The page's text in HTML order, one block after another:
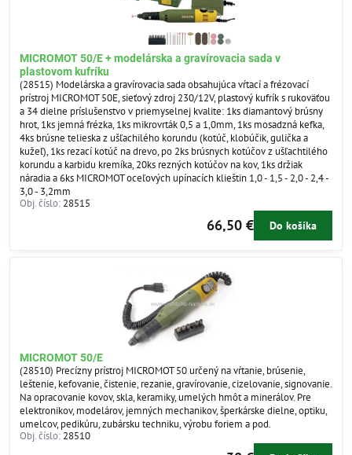
MICROMOT 50/E + modelárska a gravírovacia sada v
plastovom kufríku
(28515) Modelárska a gravírovacia sada obsahujúca vŕtací a frézovací
prístroj MICROMOT 50E, sieťový zdroj 230/12V, plastový kufrík s rukoväťou
a 34 dielne príslušenstvo v priemyselnej kvalite: 1ks diamantový brúsny
hrot, 1ks jemná frézka, 1ks mikrovrták 0,5 a 1,0mm, 1ks mosadzná kefka,
4ks brúsne telieska z ušľachilého korundu (kotúč, klobúčik, gulička a
kužeľ), 1ks rezací kotúč na drevo, po 2ks brúsnych kotúčov z ušľachtilého
korundu a karbidu kremíka, 20ks rezných kotúčov na kov, 1ks držiak
náradia a 6ks MICROMOT oceľových upínacích klieštin 1,0 - 1,5 - 2,0 - 2,4 -
3,0 - 3,2mm
Obj. číslo: 28515
66,50 € Do košíka
MICROMOT 50/E
(28510) Precízny prístroj MICROMOT 50 určený na vŕtanie, brúsenie,
leštenie, kefovanie, čistenie, rezanie, gravírovanie, cizelovanie, signovanie.
Na opracovanie kovov, skla, keramiky, umelých hmôt a minerálov. Pre
elektronikov, modelárov, jemných mechanikov, šperkárske dielne, optiku,
umelcov, pedikúru, zubársku techniku, výrobu foriem a pod.
Obj. číslo: 28510